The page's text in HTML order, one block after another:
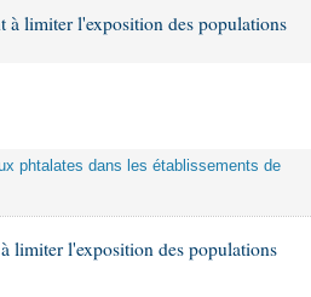
à limiter l'exposition des populations
phtalates dans les établissements de
limiter l'exposition des populations